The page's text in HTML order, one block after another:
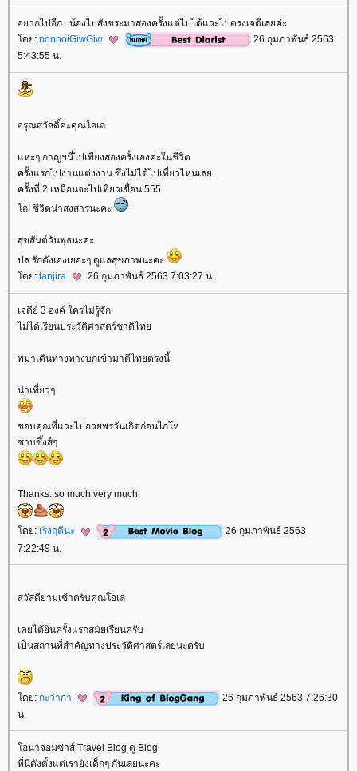
อยากไปอีก.. น้องไปสังขระมาสองครั้งแต่ไปได้แวะไปตรงเจดีเลยค่ะ
ดย: nonnoiGiwGiw
26 กุมภาพันธ์ 2563
5:43:55 น.
อรุณสวัสดิ์ค่ะคุณโอเล่
หะๆ กาญฯนี่ไปเพียงสองครั้งเองค่ะในชีวิต
ครั้งแรกไปงานแต่งงาน ซึ่งไม่ได้ไปเที่ยวไหนเล
ครั้งที่ 2 เหมือนจะไปเที่ยวเขื่อน 555
ถ! ชีวิตน่าสงสารนะคะ
สุขสันต์วันพุธนะคะ
ปล รักตังเองเยอะๆ ดูแลสุขภาพนะคะ
ดย: tanjira 26 กุมภาพันธ์ 2563 7:03:27 น.
เจดีย์ 3 องค์ ใครไม่รู้จัก
ไม่ได้เรียนประวัติศาสตร์ชาติไท
พม่าเดินทางทางบกเข้ามาตีไทยตรงนี้
น่าเที่ยวๆ
ขอบคุณที่แวะไปอวยพรวันเกิดก่อนไก่โห่
ซาบซึ้งส์ๆ
Thanks..so much very much.
ดย: เริงฤดีนะ
26 กุมภาพันธ์ 2563
7:22:49 น.
สวัสดียามเช้าครับคุณโอเล่
เคยได้ยินครั้งแรกสมัยเรียนครับ
เป็นสถานที่สำคัญทางประวัติศาสตร์เลยนะครับ
ดย: กะว่าก๋า
26 กุมภาพันธ์ 2563 7:26:30
น.
อน่าจอมซ่าส์ Travel Blog ดู Blog
ที่นี่ดังตั้งแต่เรายังเด็กๆ กันเลยนะคะ